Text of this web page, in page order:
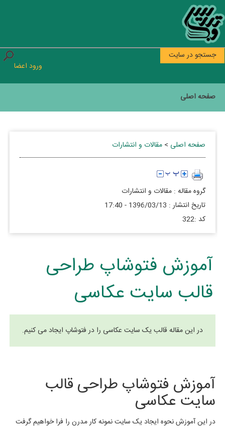
جستجو در سایت
ورود اعضا
صفحه اصلی
صفحه اصلی > مقالات و انتشارات
گروه مقاله : مقالات و انتشارات
تاريخ انتشار : 1396/03/13 - 17:40
كد :322
آموزش فتوشاپ طراحی
قالب سایت عکاسی
در این مقاله قالب یک سایت عکاسی را در فتوشاپ ایجاد می کنیم.
آموزش فتوشاپ طراحی قالب
سایت عکاسی
در این آموزش نحوه ایجاد یک سایت نمونه کار مدرن را فرا خواهیم گرفت